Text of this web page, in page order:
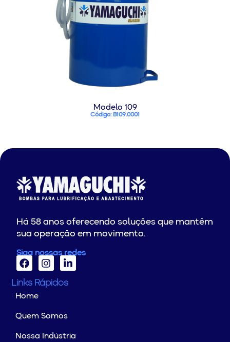
Modelo 109
Código: B109.0001
Há 58 anos oferecendo soluções que mantêm
sua operação em movimento.
Siga nossas redes
Links Rápidos
Home
Quem Somos
Nossa Indústria